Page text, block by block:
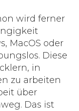
wird ferner
MacOS oder
Diese
in
zu arbeiten
über
Das ist